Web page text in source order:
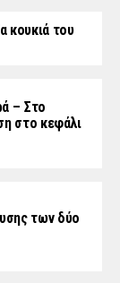
κουκιά του
– Στο
στο κεφάλι
των δύο